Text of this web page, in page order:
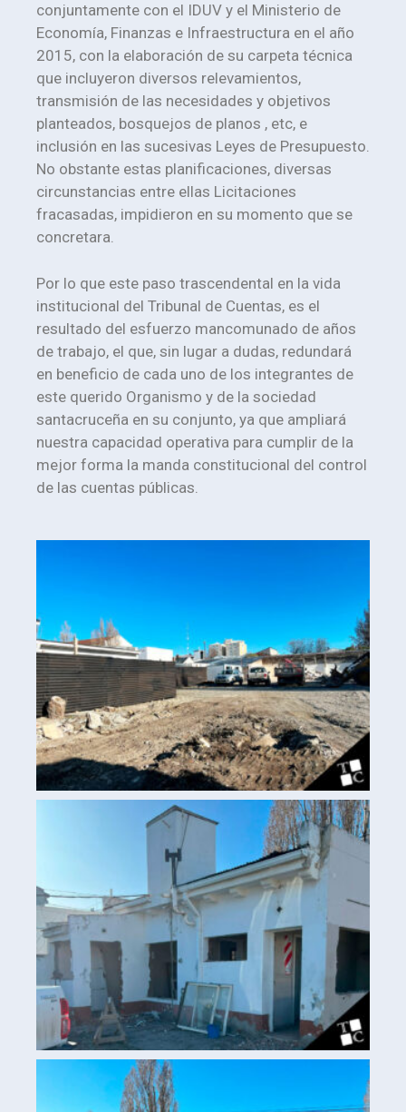
conjuntamente con el IDUV y el Ministerio de
Economía, Finanzas e Infraestructura en el año
2015, con la elaboración de su carpeta técnica
que incluyeron diversos relevamientos,
transmisión de las necesidades y objetivos
planteados, bosquejos de planos , etc, e
inclusión en las sucesivas Leyes de Presupuesto.
No obstante estas planificaciones, diversas
circunstancias entre ellas Licitaciones
fracasadas, impidieron en su momento que se
concretara.
Por lo que este paso trascendental en la vida
institucional del Tribunal de Cuentas, es el
resultado del esfuerzo mancomunado de años
de trabajo, el que, sin lugar a dudas, redundará
en beneficio de cada uno de los integrantes de
este querido Organismo y de la sociedad
santacruceña en su conjunto, ya que ampliará
nuestra capacidad operativa para cumplir de la
mejor forma la manda constitucional del control
de las cuentas públicas.